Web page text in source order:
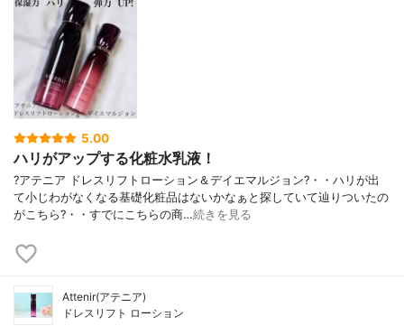
5.00
ハリがアップする化粧水乳液！
?アテニア ドレスリフトローション＆デイエマルジョン?・・ハリが出
て小じわがなくなる基礎化粧品はないかなぁと探していて辿りついたの
がこちら?・・すでにこちらの商…続きを見る
Attenir(アテニア)
ドレスリフト ローション